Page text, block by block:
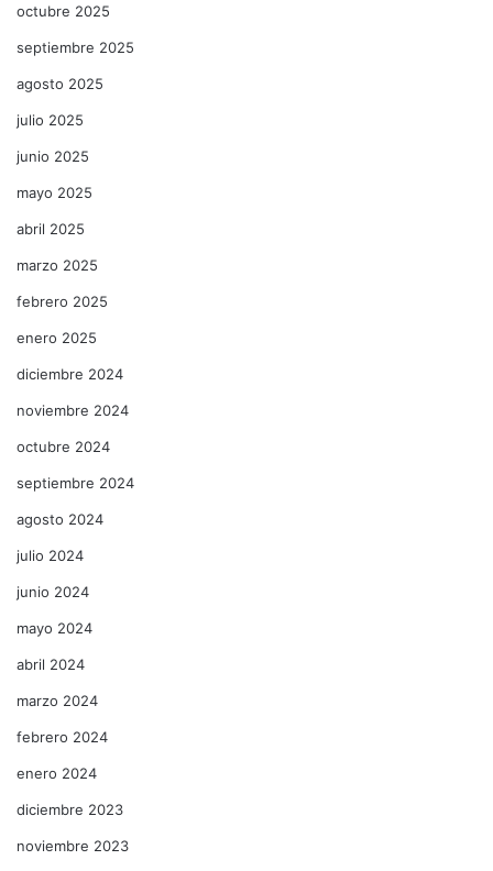
octubre 2025
septiembre 2025
agosto 2025
julio 2025
junio 2025
mayo 2025
abril 2025
marzo 2025
febrero 2025
enero 2025
diciembre 2024
noviembre 2024
octubre 2024
septiembre 2024
agosto 2024
julio 2024
junio 2024
mayo 2024
abril 2024
marzo 2024
febrero 2024
enero 2024
diciembre 2023
noviembre 2023